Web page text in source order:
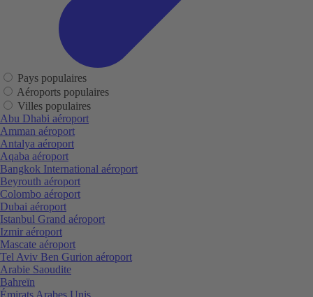
Pays populaires
Aéroports populaires
Villes populaires
Abu Dhabi aéroport
Amman aéroport
Antalya aéroport
Aqaba aéroport
Bangkok International aéroport
Beyrouth aéroport
Colombo aéroport
Dubai aéroport
Istanbul Grand aéroport
Izmir aéroport
Mascate aéroport
Tel Aviv Ben Gurion aéroport
Arabie Saoudite
Bahreïn
Émirats Arabes Unis